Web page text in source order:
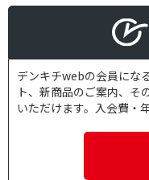
デンキチwebの会員にな
ト、新商品のご案内、そ
いただけます。入会費・